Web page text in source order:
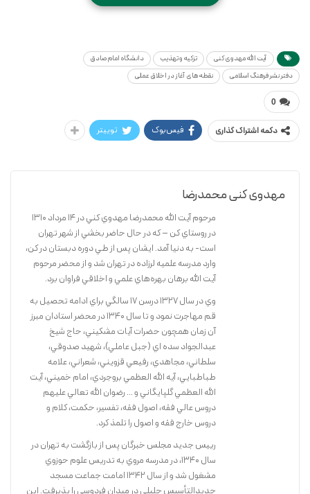
نقطه های آغاز در اخلاق عملی(ویراست جدید)
مقصود از اخلاق عملی، آداب و دستورهای خاصی است که در مسیر تزکیه و
تهذیب، التزام به آنها ضرورت دارد و از طریق عمل، ما را به هدف نزدیک
می‌سازد. مرحوم آیت الله محمّدرضا مهدوی کنی، در این کتاب، (که نخست به
عنوان درس اخلاق برای دانشجویان دانشگاه امام صادق علیه السلام در تهران،
ایراد شده و بعد از تغییرات و اصلاحات لازم، بصورت مکتوب در آمده است) با
اِشراف و دقت نظر و تسلّطی کامل بر موضوع اخلاق عملی، به شرح و بسط
آیت الله مهدوی کنی تزکیه و تهذیب
دانشگاه امام صادق
دفتر نشر فرهنگ اسلامی
نقطه های آغاز در اخلاق عملی
0
دکمه اشتراک گذاری فیس‌بوک توییتر
مهدوی کنی محمدرضا
مرحوم آيت الله محمدرضا مهدوي كني در 14 مرداد 1310
در روستاي كن – كه در حال حاضر بخشي از شهر تهران
است- به دنيا آمد. ايشان پس از طي دوره دبستان در كن،
وارد مدرسه علميه لرزاده در تهران شد و از محضر مرحوم
آيت الله برهان بهره‌هاي علمي و اخلاقي فراوان برد.
وي در سال 1327 درسن 17 سالگي براي ادامه تحصيل به
قم مهاجرت نمود و تا سال 1340 در محضر استادان مبرز
آن زمان همچون حضرات آيات مشكيني، حاج شيخ
عبدالجواد سده اي (جبل عاملي)، شهيد صدوقي،
سلطاني، مجاهدي، رفيعي قزويني، شعراني، علامه
طباطبايي، آيه الله العظمي بروجردي، امام خميني، آيت
الله العظمي گلپايگاني و ... رضوان الله تعالي عليهم
دروس عالي فقه، اصول فقه، تفسير، حكمت، كلام و
دروس خارج فقه و اصول را تلمذ كرد.
رييس جديد مجلس خبرگان پس از بازگشت به تهران در
سال 1340، در مدرسه مروي به تدريس علوم حوزوي
مشغول شد و از سال 1342 امامت جماعت مسجد